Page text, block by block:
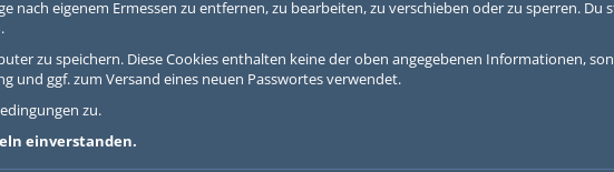
eigenem Ermessen zu entfernen, zu bearbeiten, zu verschieben oder zu sperren. Du
zu speichern. Diese Cookies enthalten keine der oben angegebenen Informationen,
und ggf. zum Versand eines neuen Passwortes verwendet.
zu.
einverstanden.